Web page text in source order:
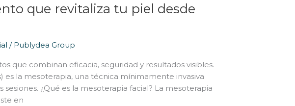
que revitaliza tu piel desde
/ Publydea Group
que combinan eficacia, seguridad y resultados visibles.
la mesoterapia, una técnica mínimamente invasiva
¿Qué es la mesoterapia facial? La mesoterapia
en